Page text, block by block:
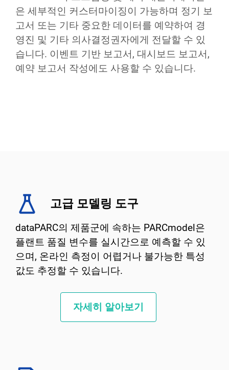
은 세부적인 커스터마이징이 가능하며 정기 보
고서 또는 기타 중요한 데이터를 예약하여 경
영진 및 기타 의사결정권자에게 전달할 수 있
습니다. 이벤트 기반 보고서, 대시보드 보고서,
예약 보고서 작성에도 사용할 수 있습니다.
고급 모델링 도구
dataPARC의 제품군에 속하는 PARCmodel은
플랜트 품질 변수를 실시간으로 예측할 수 있
으며, 온라인 측정이 어렵거나 불가능한 특성
값도 추정할 수 있습니다.
자세히 알아보기